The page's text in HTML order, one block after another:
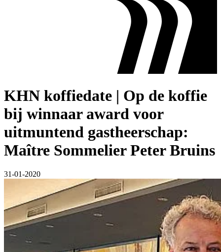
KHN koffiedate | Op de koffie
bij winnaar award voor
uitmuntend gastheerschap:
Maître Sommelier Peter Bruins
31-01-2020